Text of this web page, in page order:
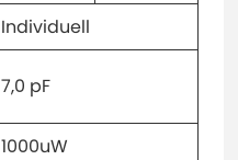
Individuell
7,0 pF
1000uW